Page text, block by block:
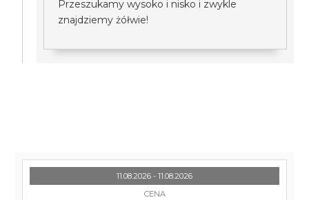
Przeszukamy wysoko i nisko i zwykle
znajdziemy żółwie!
11.08.2026 - 11.08.2026
CENA